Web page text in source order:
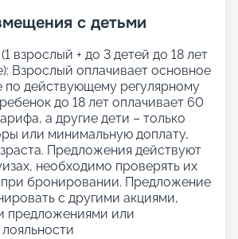
с детьми
взрослый + до 3 детей до 18 лет
Взрослый оплачивает основное
по действующему регулярному
до 18 лет оплачивает 60
а другие дети – только
или минимальную доплату,
Предложения действуют
необходимо проверять их
при бронировании. Предложение
с другими акциями,
предложениями или